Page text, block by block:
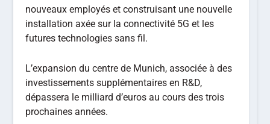
nouveaux employés et construisant une nouvelle
installation axée sur la connectivité 5G et les
futures technologies sans fil.
L’expansion du centre de Munich, associée à des
investissements supplémentaires en R&D,
dépassera le milliard d’euros au cours des trois
prochaines années.